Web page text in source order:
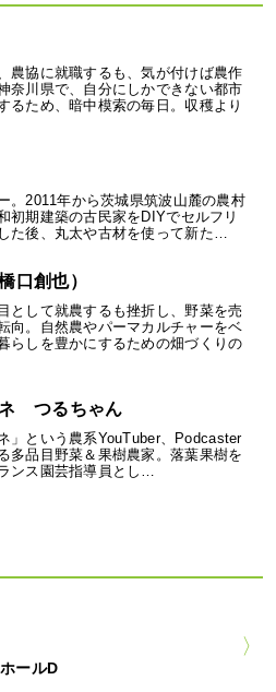
農協に就職するも、気が付けば農作
奈川県で、自分にしかできない都市
るため、暗中模索の毎日。収穫より
。2011年から茨城県筑波山麓の農村
初期建築の古民家をDIYでセルフリ
た後、丸太や古材を使って新た…
口創也）
として就農するも挫折し、野菜を売
向。自然農やパーマカルチャーをベ
らしを豊かにするための畑づくりの
ネ つるちゃん
」という農系YouTuber、Podcaster
多品目野菜＆果樹農家。落葉果樹を
ンス園芸指導員とし…
ールD